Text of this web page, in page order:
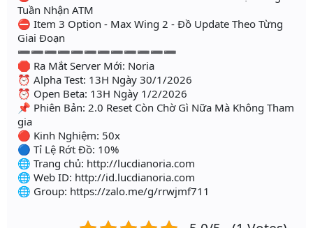
Tuần Nhận ATM
⛔ Item 3 Option - Max Wing 2 - Đồ Update Theo Từng
Giai Đoạn
➖➖➖➖➖➖➖➖➖➖➖➖
🛑 Ra Mắt Server Mới: Noria
⏰ Alpha Test: 13H Ngày 30/1/2026
⏰ Open Beta: 13H Ngày 1/2/2026
📌 Phiên Bản: 2.0 Reset Còn Chờ Gì Nữa Mà Không Tham
gia
🔴 Kinh Nghiệm: 50x
🔵 Tỉ Lệ Rớt Đồ: 10%
🌐 Trang chủ: http://lucdianoria.com
🌐 Web ID: http://id.lucdianoria.com
🌐 Group: https://zalo.me/g/rrwjmf711